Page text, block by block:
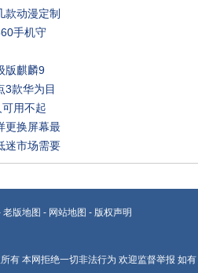
款动漫定制
手机守
版麒麟9
3款华为目
用不起
更换屏幕最
迷市场需要
老版地图 - 网站地图 - 版权声明
有 本网拒绝一切非法行为 欢迎监督举报 如有